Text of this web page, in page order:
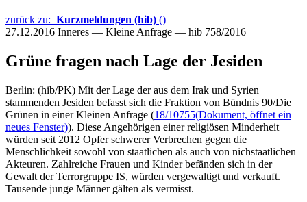
zurück zu: Kurzmeldungen (hib) ()
27.12.2016 Inneres — Kleine Anfrage — hib 758/2016
Grüne fragen nach Lage der Jesiden
Berlin: (hib/PK) Mit der Lage der aus dem Irak und Syrien
stammenden Jesiden befasst sich die Fraktion von Bündnis 90/Die
Grünen in einer Kleinen Anfrage (18/10755(Dokument, öffnet ein
neues Fenster)). Diese Angehörigen einer religiösen Minderheit
würden seit 2012 Opfer schwerer Verbrechen gegen die
Menschlichkeit sowohl von staatlichen als auch von nichstaatlichen
Akteuren. Zahlreiche Frauen und Kinder befänden sich in der
Gewalt der Terrorgruppe IS, würden vergewaltigt und verkauft.
Tausende junge Männer gälten als vermisst.